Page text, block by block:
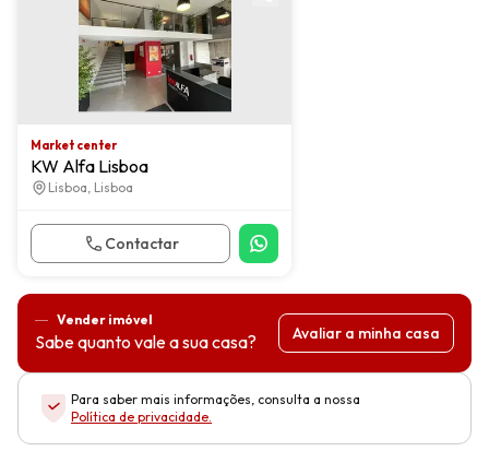
Market center
KW Alfa Lisboa
Lisboa, Lisboa
Contactar
Vender imóvel
Sabe quanto vale a sua casa? Avaliar a minha casa
Para saber mais informações, consulta a nossa
Política de privacidade.